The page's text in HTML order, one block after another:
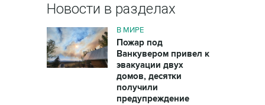
Новости в разделах
В МИРЕ
Пожар под
Ванкувером привел к
эвакуации двух
домов, десятки
получили
предупреждение